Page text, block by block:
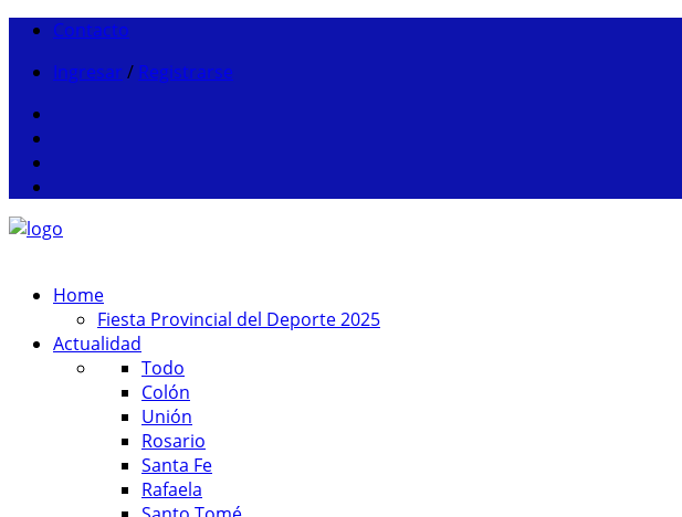
Contacto
Ingresar / Registrarse
Home
Fiesta Provincial del Deporte 2025
Actualidad
Todo
Colón
Unión
Rosario
Santa Fe
Rafaela